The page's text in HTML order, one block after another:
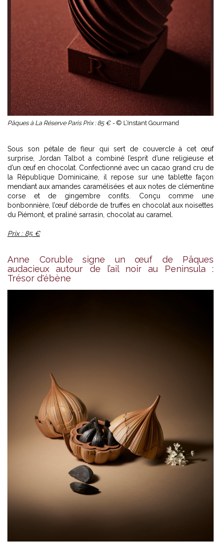
Pâques à La Réserve Paris Prix : 85 € - © L’Instant Gourmand
Sous son pétale de fleur qui sert de couvercle à cet œuf
surprise, Jordan Talbot a combiné l’esprit d’une religieuse et
d’un œuf en chocolat. Confectionné avec un cacao grand cru de
la République Dominicaine, il repose sur une tablette façon
mendiant aux amandes caramélisées et aux notes de clémentine
corse et de gingembre confits. Conçu comme une
bonbonnière, l’œuf déborde de truffes en chocolat aux noisettes
du Piémont, et praliné sarrasin, chocolat au caramel.
Prix : 85 €
Anne Coruble signe un œuf de Pâques
audacieux autour de l’ail noir au Peninsula :
Trésor d'ébène